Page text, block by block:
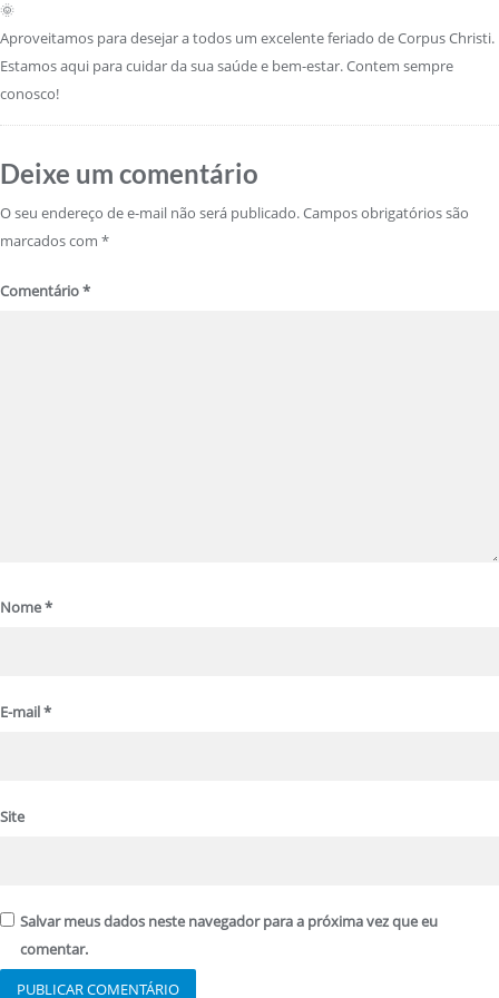
Aproveitamos para desejar a todos um excelente feriado de Corpus Christi.
Estamos aqui para cuidar da sua saúde e bem-estar. Contem sempre
conosco!
Deixe um comentário
O seu endereço de e-mail não será publicado.Campos obrigatórios são
marcados com *
Comentário*
Nome*
E-mail*
Site
Salvar meus dados neste navegador para a próxima vez que eu
comentar.